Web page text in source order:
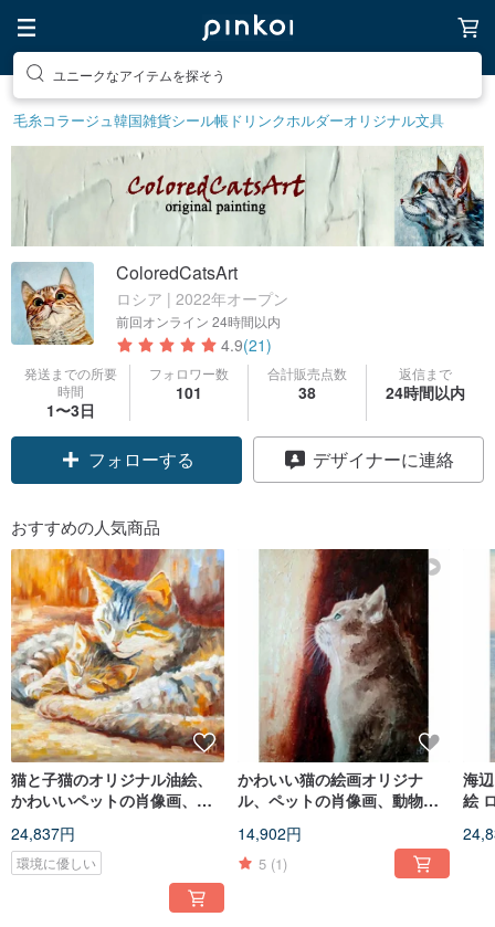
ユニークなアイテムを探そう
毛糸コラージュ韓国雑貨シール帳 ドリンクホルダーオリジナル文具
ColoredCatsArt
ロシア | 2022年オープン
前回オンライン 24時間以内
4.9(21)
発送までの所要
時間
1〜3日
フォロワー数
101
合計販売点数
38
返信まで
24時間以内
フォローする デザイナーに連絡
おすすめの人気商品
猫と子猫のオリジナル油絵、
かわいいペットの肖像画、動
作
24,837円
環境に優しい
かわいい猫の絵画オリジナ
ル、ペットの肖像画、動物の
14,902円
5 (1)
海
絵